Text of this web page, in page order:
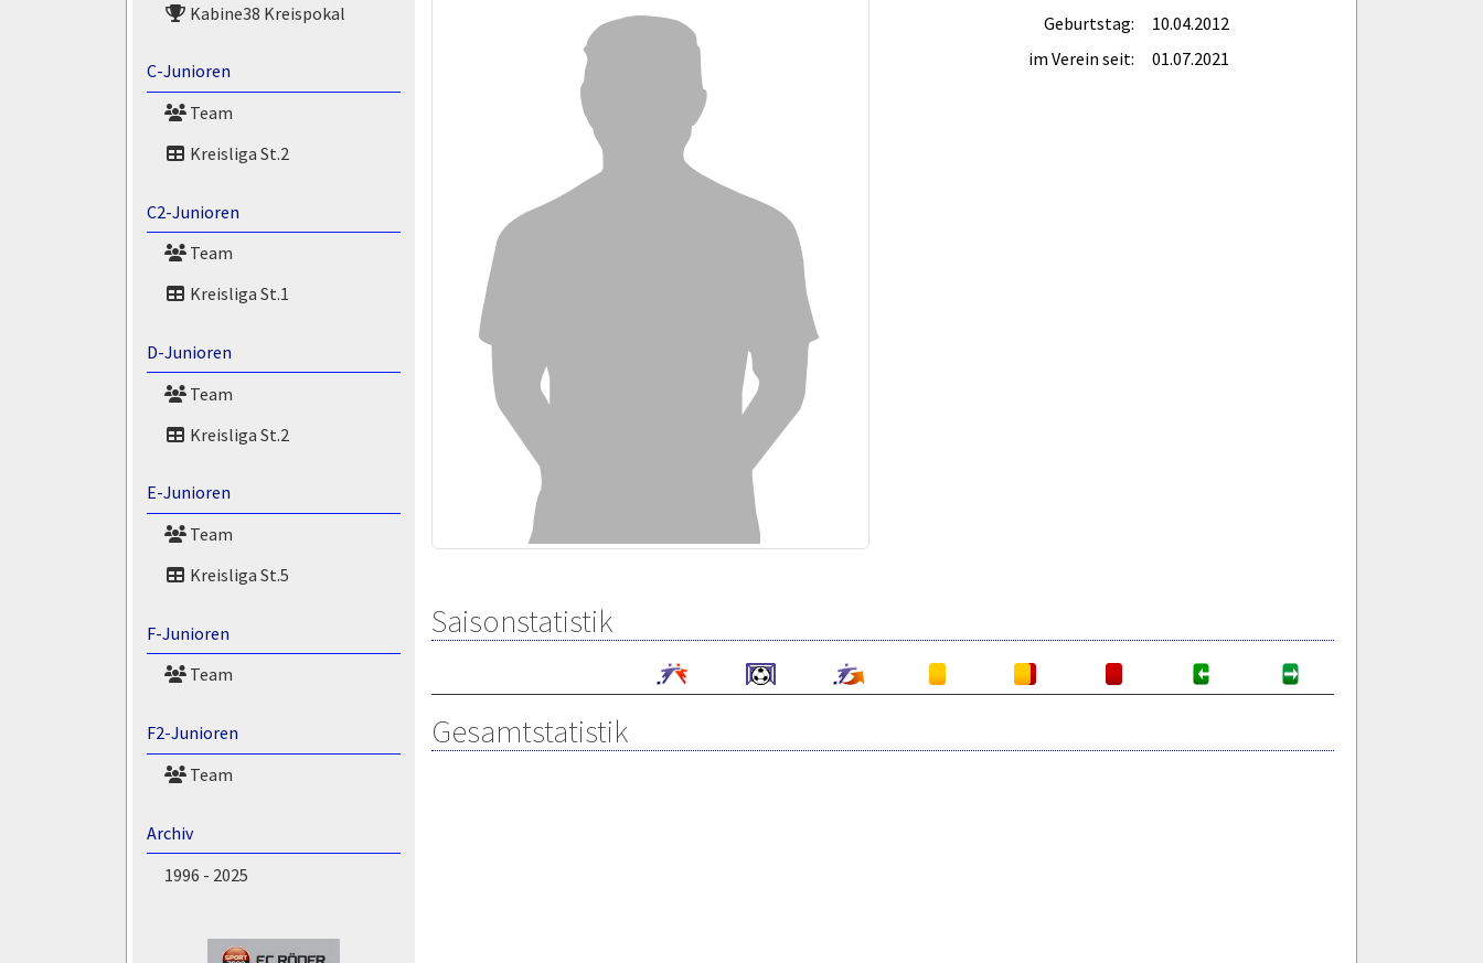
Kabine38 Kreispokal
C-Junioren
Team
Kreisliga St.2
C2-Junioren
Team
Kreisliga St.1
D-Junioren
Team
Kreisliga St.2
E-Junioren
Team
Kreisliga St.5
F-Junioren
Team
F2-Junioren
Team
Archiv
1996 - 2025
Geburtstag:
10.04.2012
im Verein seit:
01.07.2021
Saisonstatistik
Gesamtstatistik